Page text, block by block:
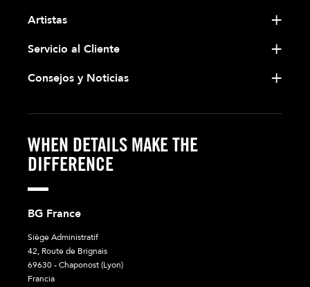
Artistas
Servicio al Cliente
Consejos y Noticias
WHEN DETAILS MAKE THE
DIFFERENCE
BG France
Siège Administratif
42, Route de Brignais
69630 - Chaponost (Lyon)
Francia